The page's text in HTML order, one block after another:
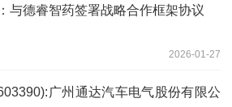
与德睿智药签署战略合作框架协议
2026-01-27
广州通达汽车电气股份有限公